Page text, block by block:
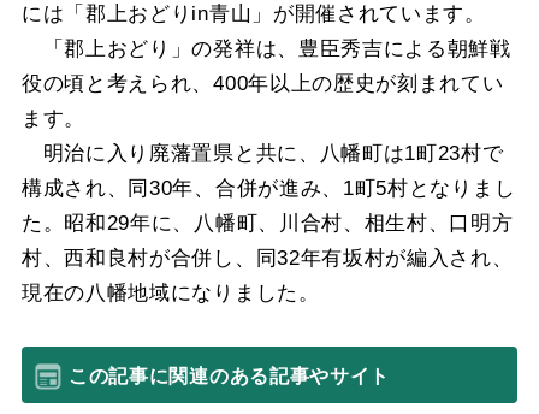
には「郡上おどりin青山」が開催されています。
「郡上おどり」の発祥は、豊臣秀吉による朝鮮戦
役の頃と考えられ、400年以上の歴史が刻まれてい
ます。
明治に入り廃藩置県と共に、八幡町は1町23村で
構成され、同30年、合併が進み、1町5村となりまし
た。昭和29年に、八幡町、川合村、相生村、口明方
村、西和良村が合併し、同32年有坂村が編入され、
現在の八幡地域になりました。
この記事に関連のある記事やサイト